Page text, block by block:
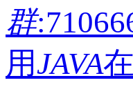
群
用JAVA